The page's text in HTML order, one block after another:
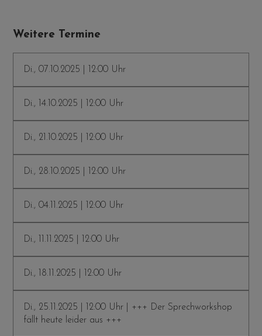
Weitere Termine
Di., 07.10.2025 | 12:00 Uhr
Di., 14.10.2025 | 12:00 Uhr
Di., 21.10.2025 | 12:00 Uhr
Di., 28.10.2025 | 12:00 Uhr
Di., 04.11.2025 | 12:00 Uhr
Di., 11.11.2025 | 12:00 Uhr
Di., 18.11.2025 | 12:00 Uhr
Di., 25.11.2025 | 12:00 Uhr | +++ Der Sprechworkshop
fällt heute leider aus +++